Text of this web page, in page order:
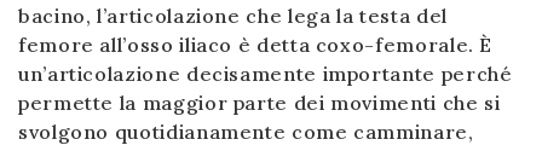
bacino, l’articolazione che lega la testa del
femore all’osso iliaco è detta coxo-femorale. È
un’articolazione decisamente importante perché
permette la maggior parte dei movimenti che si
svolgono quotidianamente come camminare,